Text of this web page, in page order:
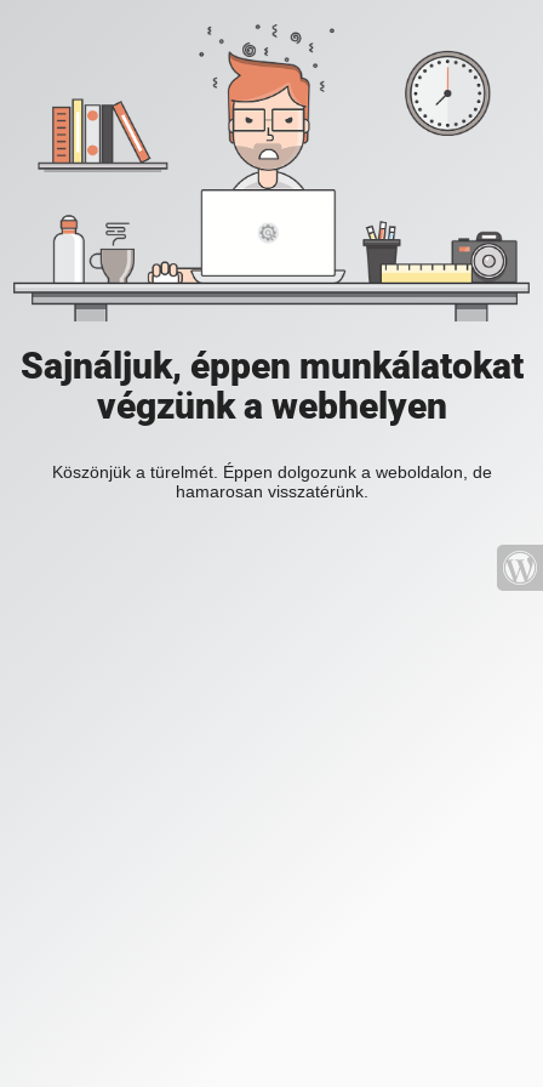
Sajnáljuk, éppen munkálatokat
végzünk a webhelyen
Köszönjük a türelmét. Éppen dolgozunk a weboldalon, de
hamarosan visszatérünk.